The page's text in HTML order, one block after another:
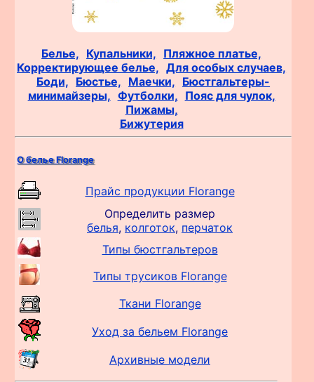
Белье, Купальники, Пляжное платье,
Корректирующее белье, Для особых случаев,
Боди, Бюстье, Маечки, Бюстгальтеры-
минимайзеры, Футболки, Пояс для чулок,
Пижамы,
Бижутерия
О белье Florange
Прайс продукции Florange
Определить размер
белья, колготок, перчаток
Типы бюстгальтеров
Типы трусиков Florange
Ткани Florange
Уход за бельем Florange
Архивные модели